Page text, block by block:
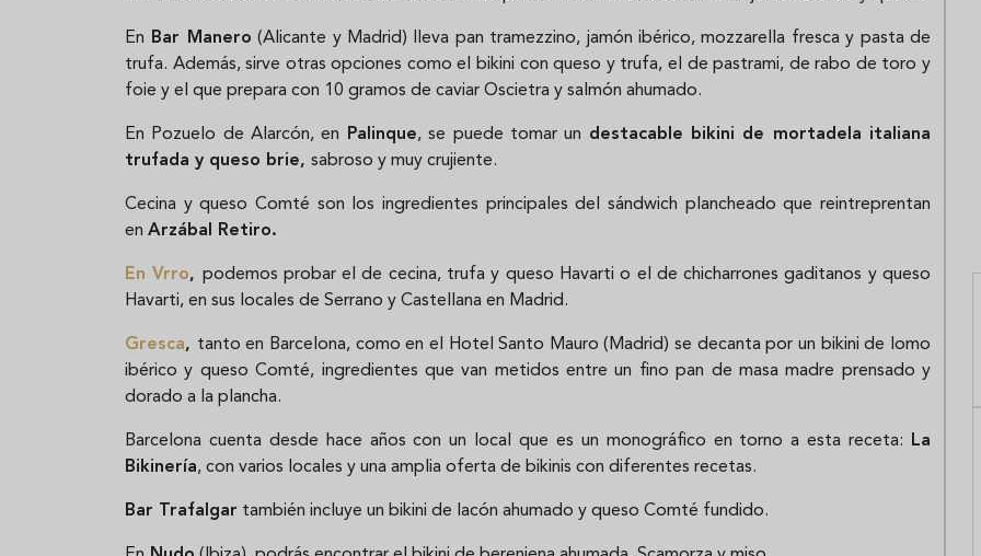
En Bar Manero (Alicante y Madrid) lleva pan tramezzino, jamón ibérico, mozzarella fresca y pasta de
trufa. Además, sirve otras opciones como el bikini con queso y trufa, el de pastrami, de rabo de toro y
foie y el que prepara con 10 gramos de caviar Oscietra y salmón ahumado.
En Pozuelo de Alarcón, en Palinque, se puede tomar un destacable bikini de mortadela italiana
trufada y queso brie, sabroso y muy crujiente.
Cecina y queso Comté son los ingredientes principales del sándwich plancheado que reintreprentan
en Arzábal Retiro.
En Vrro, podemos probar el de cecina, trufa y queso Havarti o el de chicharrones gaditanos y queso
Havarti, en sus locales de Serrano y Castellana en Madrid.
Gresca, tanto en Barcelona, como en el Hotel Santo Mauro (Madrid) se decanta por un bikini de lomo
ibérico y queso Comté, ingredientes que van metidos entre un fino pan de masa madre prensado y
dorado a la plancha.
Barcelona cuenta desde hace años con un local que es un monográfico en torno a esta receta:
La
Bikinería, con varios locales y una amplia oferta de bikinis con diferentes recetas.
Bar Trafalgar también incluye un bikini de lacón ahumado y queso Comté fundido.